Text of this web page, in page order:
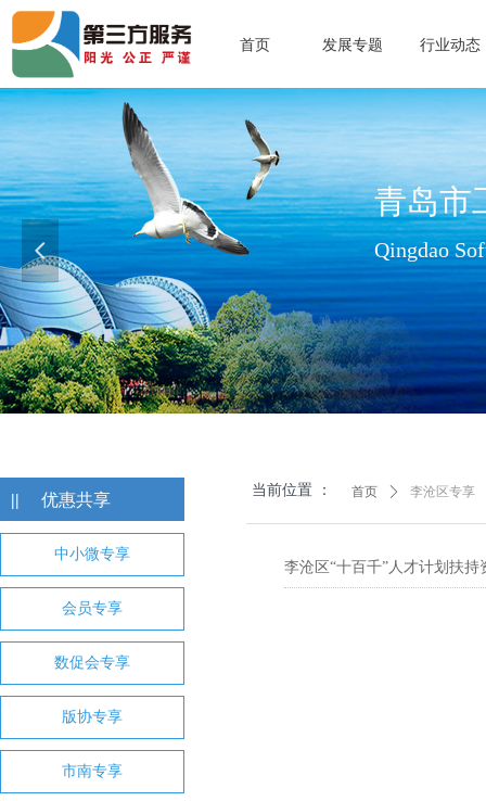
首页 发展专题 行业动态
青岛市
Qingdao
查看更多>>
넳
|| 优惠共享
市南专享
版协专享
数促会专享
会员专享
中小微专享
首页 ꄲ 李沧区专享
当前位置 ：
李沧区“十百千”人才计划扶